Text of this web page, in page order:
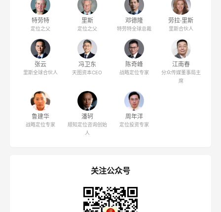
特劳特
定位之父
里斯
定位之父
邓德隆
特劳特全球总裁
劳拉·里斯
里斯合伙人
张云
里斯全球合伙人
冯卫东
天图资本CEO
陈奇峰
战略定位专家
江南春
分众传媒董事局主
席
鲁建华
战略定位专家
潘轲
顺知定位咨询创始
人
周年洋
定位投资专家
关注公众号